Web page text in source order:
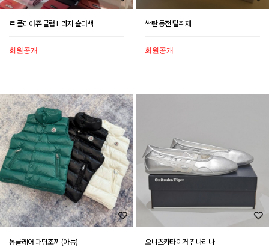
르 플리아쥬 클럽 L 라지 숄더백
회원공개
싹탄 동전 탈취제
회원공개
몽클레어 패딩조끼 (아동) 오니츠카타이거 짐나리나